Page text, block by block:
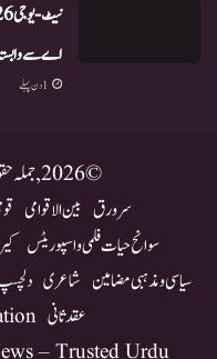
اے سے
1 دن پہلے
© 2026, جملہ حقوق محفوظ ہیں۔ |
سرورق بین الاقوامی
سوانح حیات فلمی و اسپوریٹس
سیاسی و مذہبی مضامین شاعری
عقد ثانی
– Trusted Urdu